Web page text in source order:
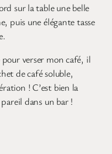
sur la table une belle
puis une élégante tasse
pour verser mon café, il
de café soluble,
! C’est bien la
dans un bar !